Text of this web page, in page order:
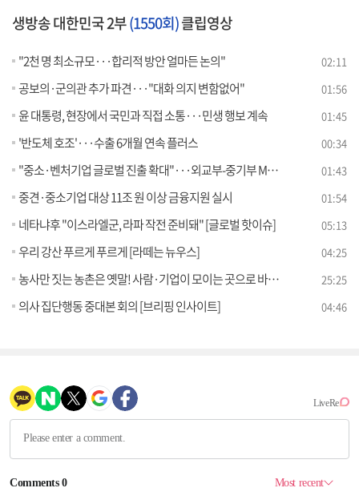
생방송 대한민국 2부(1550회)클립영상
"2천 명 최소규모···합리적 방안 얼마든 논의" 02:11
공보의·군의관 추가 파견···"대화 의지 변함없어" 01:56
윤 대통령, 현장에서 국민과 직접 소통···민생 행보 계속 01:45
'반도체 호조'···수출 6개월 연속 플러스 00:34
"중소·벤처기업 글로벌 진출 확대"···외교부-중기부 MOU 01:43
중견·중소기업 대상 11조 원 이상 금융지원 실시 01:54
네타냐후 "이스라엘군, 라파 작전 준비돼" [글로벌 핫이슈] 05:13
우리 강산 푸르게 푸르게 [라떼는 뉴우스] 04:25
농사만 짓는 농촌은 옛말! 사람·기업이 모이는 곳으로 바뀐다 [경제&이슈] 25:25
의사 집단행동 중대본 회의 [브리핑 인사이트] 04:46